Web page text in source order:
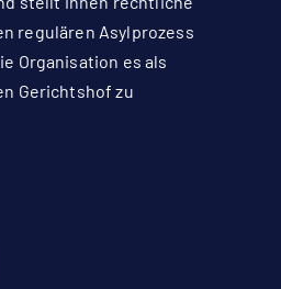
regulären Asylprozess
Organisation es als
Gerichtshof zu